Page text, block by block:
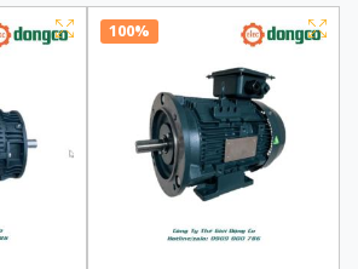
100%